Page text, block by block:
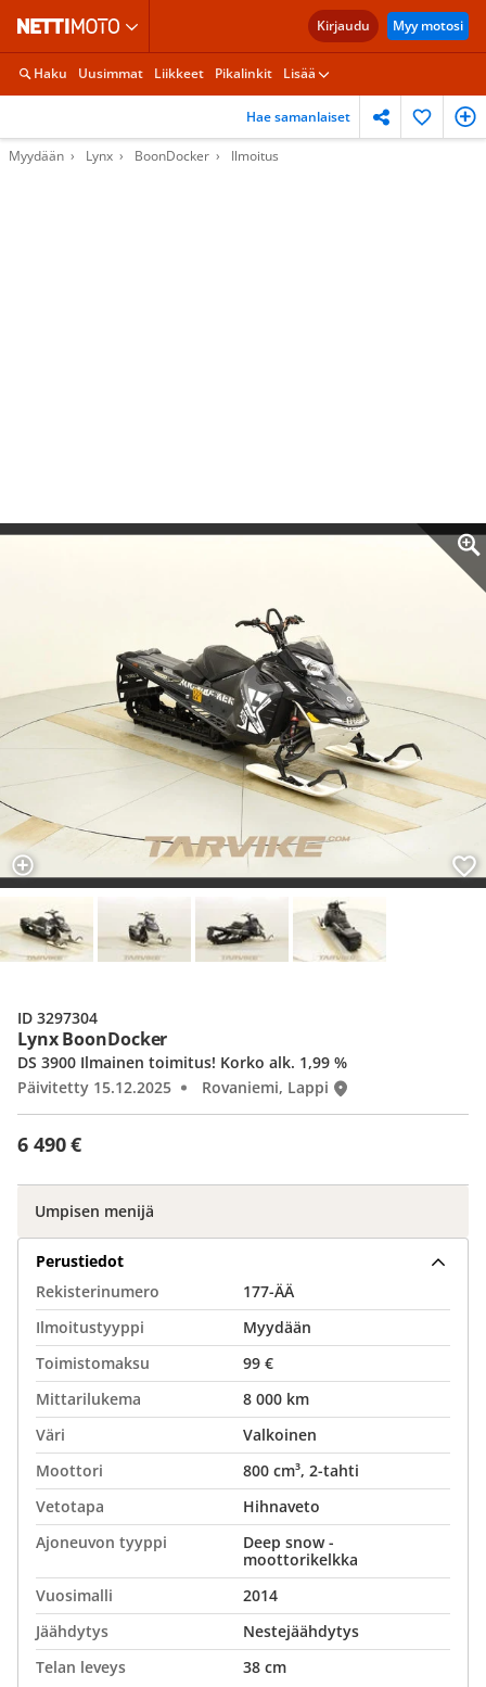
Kirjaudu Myy motosi
Haku Uusimmat Liikkeet Pikalinkit Lisää
Hae samanlaiset
Myydään Lynx BoonDocker Ilmoitus
Lynx BoonDocker
6 490 €
DS 3900 Ilmainen toimitus! Korko alk. 1,99 %
Päivitetty 15.12.2025
Rovaniemi, Lappi
ID 3297304
Umpisen menijä
Perustiedot
Rekisterinumero
177-ÄÄ
Ilmoitustyyppi
Myydään
Toimistomaksu
99 €
Mittarilukema
8 000 km
Väri
Valkoinen
Moottori
800 cm³, 2-tahti
Vetotapa
Hihnaveto
Ajoneuvon tyyppi
Deep snow -
moottorikelkka
Vuosimalli
2014
Jäähdytys
Nestejäähdytys
Telan leveys
38 cm